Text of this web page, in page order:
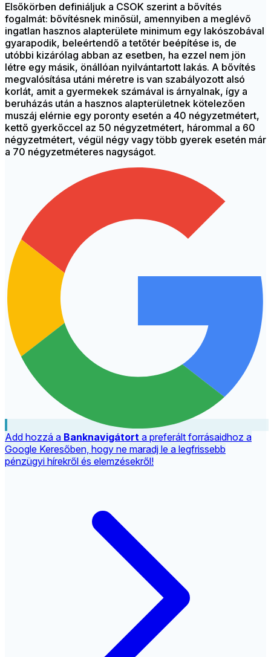
Elsőkörben definiáljuk a CSOK szerint a bővítés
fogalmát: bővítésnek minősül, amennyiben a meglévő
ingatlan hasznos alapterülete minimum egy lakószobával
gyarapodik, beleértendő a tetőtér beépítése is, de
utóbbi kizárólag abban az esetben, ha ezzel nem jön
létre egy másik, önállóan nyilvántartott lakás. A bővítés
megvalósítása utáni méretre is van szabályozott alsó
korlát, amit a gyermekek számával is árnyalnak, így a
beruházás után a hasznos alapterületnek kötelezően
muszáj elérnie egy poronty esetén a 40 négyzetmétert,
kettő gyerkőccel az 50 négyzetmétert, hárommal a 60
négyzetmétert, végül négy vagy több gyerek esetén már
a 70 négyzetméteres nagyságot.
Add hozzá a Banknavigátort a preferált forrásaidhoz a
Google Keresőben, hogy ne maradj le a legfrissebb
pénzügyi hírekről és elemzésekről!